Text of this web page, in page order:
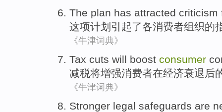
The plan has attracted criticism
这项计划 引起了各消费者组织的
《牛津词典》
Tax cuts will boost consumer
减税将增强消费者在经济衰退后
《牛津词典》
Stronger legal safeguards are